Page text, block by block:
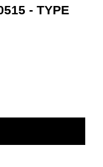
- TYPE